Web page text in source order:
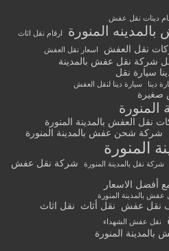
دينات نقل عفش
المنورة ارقام نقل اثاث
نقل العفش
اسعار نقل العفش
شركة نقل عفش بالمدينة
سيارة نقل
دينا سيارة دينا لنقل العفش
صغيرة
نقل العفش بالمدينة المنورة
شركة شحن عفش بالمدينة المنورة
المنورة
شركة نقل بالمدينة المنورة شركة نقل عفش
أفضل الاسعار
بالمدينة المنورة
نقل عفش نقل أثاث نقل اثاث
نقل عفش الشهداء
بالمدينة المنورة